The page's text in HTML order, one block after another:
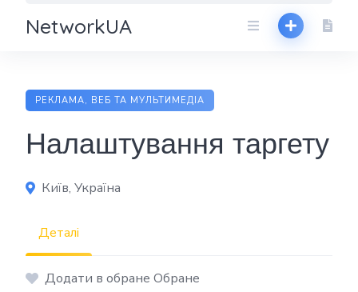
NetworkUA
РЕКЛАМА, ВЕБ ТА МУЛЬТИМЕДІА
Налаштування таргету
Київ, Україна
Деталі
Додати в обране Обране